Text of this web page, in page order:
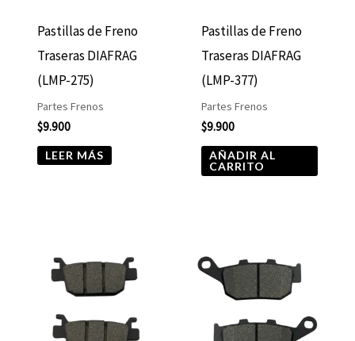
Pastillas de Freno
Traseras DIAFRAG
(LMP-275)
Partes Frenos
$9.900
LEER MÁS
Pastillas de Freno
Traseras DIAFRAG
(LMP-377)
Partes Frenos
$9.900
AÑADIR AL
CARRITO